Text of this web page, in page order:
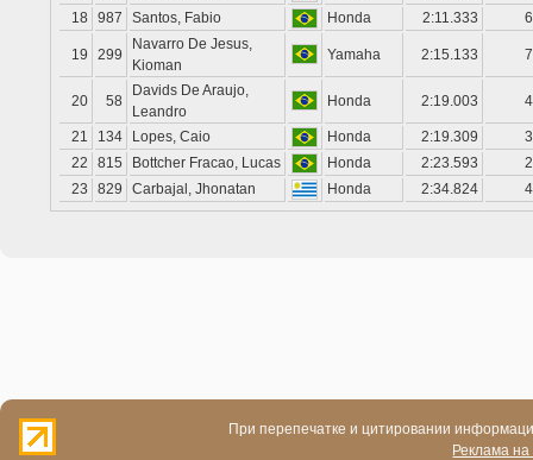
18
987 Santos, Fabio Honda 2:11.333 6
19 299
Navarro De Jesus,
Kioman
Yamaha 2:15.133 7
20 58
Davids De Araujo,
Leandro
Honda 2:19.003 4
21 134 Lopes, Caio Honda 2:19.309
3
22
815 Bottcher Fracao, Lucas Honda 2:23.593
2
23
829 Carbajal, Jhonatan Honda 2:34.824 4
При перепечатке и цитировании
Реклама на